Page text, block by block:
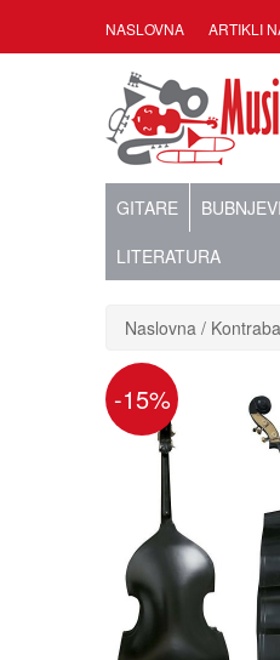
NASLOVNA ARTIKLI
GITARE BUBNJEVI
LITERATURA
Naslovna
-15%